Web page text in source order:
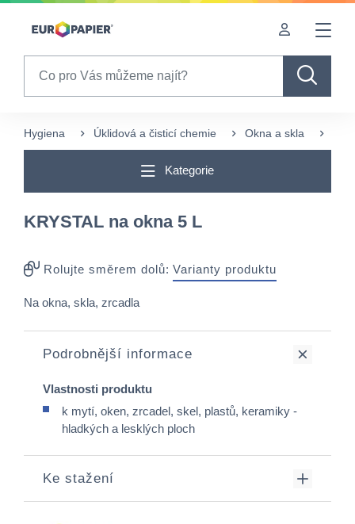
Table Of Content
Hygiena Úklidová a čisticí chemie Okna a skla
Kategorie
KRYSTAL na okna 5 L
Rolujte směrem dolů: Varianty produktu
Na okna, skla, zrcadla
Podrobnější informace
Vlastnosti produktu
k mytí, oken, zrcadel, skel, plastů, keramiky -
hladkých a lesklých ploch
Ke stažení